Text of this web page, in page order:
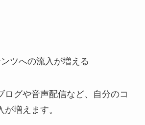
ツへの流入が増える
ログや音声配信など、自分のコ
増えます。